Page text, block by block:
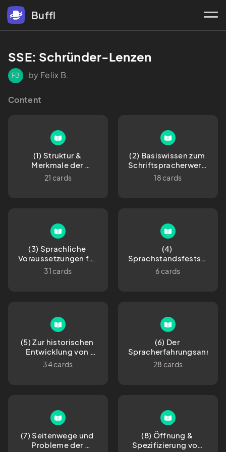
Buffl
SSE: Schründer-Lenzen
FB by Felix B.
Content
(1) Struktur &
Merkmale der
deutschen
21 cards
(2) Basiswissen zum
Schriftspracherwerb
& den
18 cards
(3) Sprachliche
Voraussetzungen für
den Erwerb von
31 cards
(4)
& Sprachförderung
6 cards
(5) Zur historischen
Entwicklung von
Lese- &
34 cards
(6) Der
Spracherfahrungsansatz
28 cards
(7) Seitenwege und
Probleme der
(8) Öffnung &
Spezifizierung von